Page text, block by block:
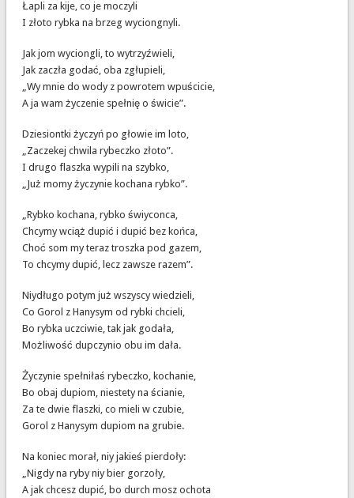
Łapli za kije, co je moczyli
I złoto rybka na brzeg wyciongnyli.
Jak jom wyciongli, to wytrzyźwieli,
Jak zaczła godać, oba zgłupieli,
„Wy mnie do wody z powrotem wpuścicie,
A ja wam życzenie spełnię o świcie”.
Dziesiontki życzyń po głowie im loto,
„Zaczekej chwila rybeczko złoto”.
I drugo flaszka wypili na szybko,
„Już momy życzynie kochana rybko”.
„Rybko kochana, rybko świyconca,
Chcymy wciąż dupić i dupić bez końca,
Choć som my teraz troszka pod gazem,
To chcymy dupić, lecz zawsze razem”.
Niydługo potym już wszyscy wiedzieli,
Co Gorol z Hanysym od rybki chcieli,
Bo rybka uczciwie, tak jak godała,
Możliwość dupczynio obu im dała.
Życzynie spełniłaś rybeczko, kochanie,
Bo obaj dupiom, niestety na ścianie,
Za te dwie flaszki, co mieli w czubie,
Gorol z Hanysym dupiom na grubie.
Na koniec morał, niy jakieś pierdoły:
„Nigdy na ryby niy bier gorzoły,
A jak chcesz dupić, bo durch mosz ochota